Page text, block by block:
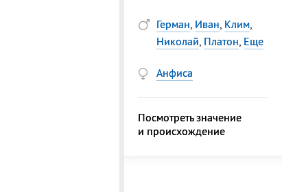
Герман, Иван, Клим,
Николай, Платон, Еще
Анфиса
Посмотреть значение
и происхождение